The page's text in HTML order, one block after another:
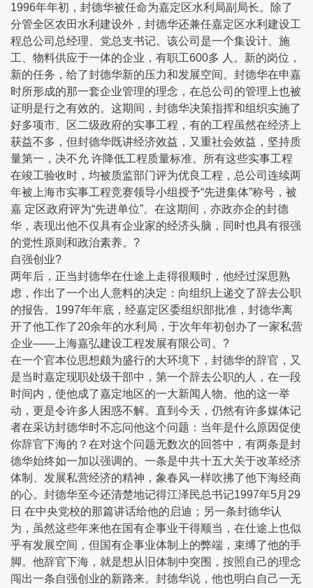
1996年年初，封德华被任命为嘉定区水利局副局长。除了
分管全区农田水利建设外，封德华还兼任嘉定区水利建设工
程总公司总经理、党总支书记。该公司是一个集设计、施
工、物料供应于一体的企业，有职工600多 人。新的岗位，
新的任务，给了封德华新的压力和发展空间。封德华在申嘉
时所形成的那一套企业管理的理念，在总公司的管理上也被
证明是行之有效的。这期间，封德华决策指挥和组织实施了
好多项市、区二级政府的实事工程，有的工程虽然在经济上
获益不多，但封德华既讲经济效益，又重社会效益，坚持质
量第一，决不允 许降低工程质量标准。所有这些实事工程
在竣工验收时，均被质监部门评为优良工程，总公司连续两
年被上海市实事工程竞赛领导小组授予“先进集体”称号，被
嘉 定区政府评为“先进单位”。在这期间，亦政亦企的封德
华，表现出他不仅具有企业家的经济头脑，同时也具有很强
的党性原则和政治素养。?
自强创业?
两年后，正当封德华在仕途上走得很顺时，他经过深思熟
虑，作出了一个出人意料的决定：向组织上递交了辞去公职
的报告。1997年年底，经嘉定区委组织部批准，封德华离
开了他工作了20余年的水利局，于次年年初创办了一家私营
企业——上海嘉弘建设工程发展有限公司。?
在一个官本位思想颇为盛行的大环境下，封德华的辞官，又
是当时嘉定现职处级干部中，第一个辞去公职的人，在一段
时间内，使他成了嘉定地区的一大新闻人物。他的这一举
动，更是令许多人困惑不解。直到今天，仍然有许多媒体记
者在采访封德华时不忘问他这个问题：当年是什么原因促使
你辞官下海的？在对这个问题无数次的回答中，有两条是封
德华始终如一加以强调的。一条是中共十五大关于改革经济
体制、发展私营经济的精神，象春风一样吹拂了他下海经商
的心。封德华至今还清楚地记得江泽民总书记1997年5月29
日 在中央党校的那篇讲话给他的启迪；另一条封德华认
为，虽然这些年来他在国有企事业干得顺当，在仕途上也似
乎有发展空间，但国有企事业体制上的弊端，束缚了他的手
脚。他辞官下海，就是想从旧体制中突围，按照自己的理念
闯出一条自强创业的新路来。封德华说，他也明白自己一无